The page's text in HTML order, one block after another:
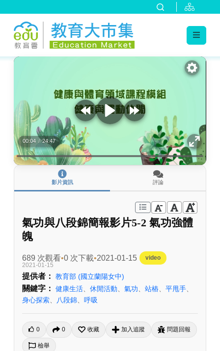
:::
00:04 / 24:47
影片資訊 評論
氣功與八段錦簡報影片5-2 氣功強體
魄
689 次觀看 0 次下載 2021-01-15
video
2021-01-15
提供者： 教育部 (國立蘭陽女中)
關鍵字： 健康生活 休閒活動 氣功 站樁 平甩手
身心探索
八段錦 呼吸
0 0 收藏 加入追蹤 問題回報
檢舉